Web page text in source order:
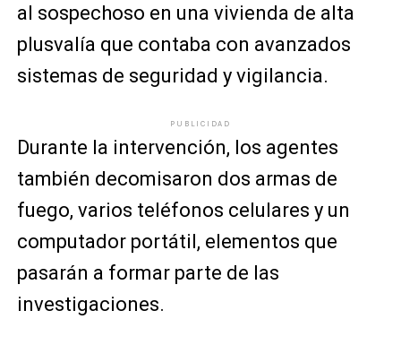
al sospechoso en una vivienda de alta
plusvalía que contaba con avanzados
sistemas de seguridad y vigilancia.
PUBLICIDAD
Durante la intervención, los agentes
también decomisaron dos armas de
fuego, varios teléfonos celulares y un
computador portátil, elementos que
pasarán a formar parte de las
investigaciones.